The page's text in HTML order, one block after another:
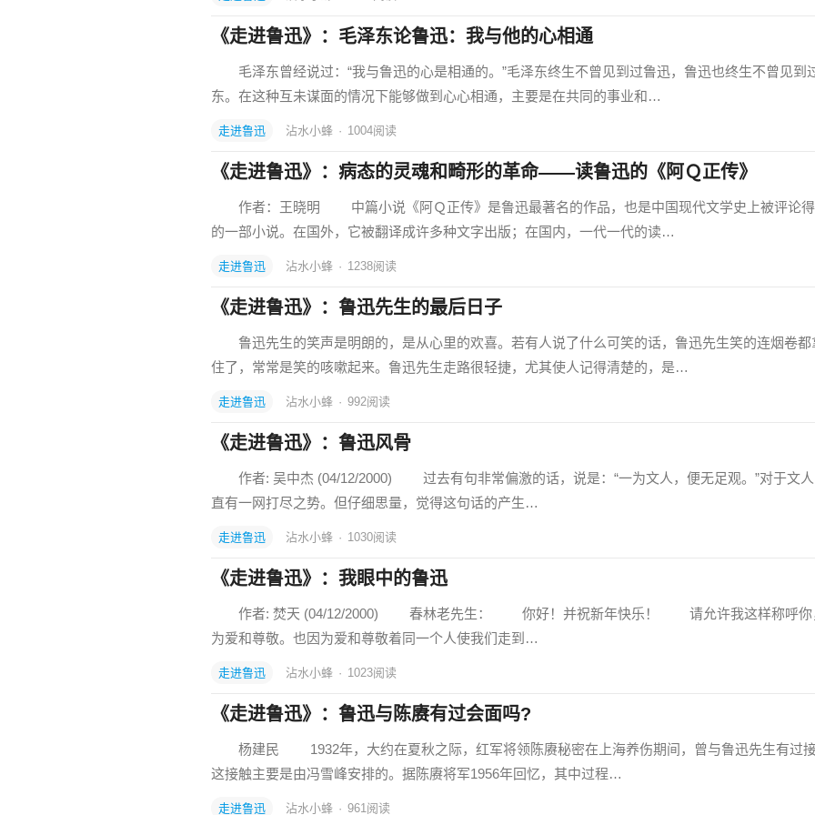
《走进鲁迅》：毛泽东论鲁迅：我与他的心相通
毛泽东曾经说过：“我与鲁迅的心是相通的。”毛泽东终生不曾见到过鲁迅，鲁迅也终生不曾见到
东。在这种互未谋面的情况下能够做到心心相通，主要是在共同的事业和…
走进鲁迅 沾水小蜂 · 1004阅读
《走进鲁迅》：病态的灵魂和畸形的革命——读鲁迅的《阿Ｑ正传》
作者：王晓明 中篇小说《阿Ｑ正传》是鲁迅最著名的作品，也是中国现代文学史上被评论得
的一部小说。在国外，它被翻译成许多种文字出版；在国内，一代一代的读…
走进鲁迅 沾水小蜂 · 1238阅读
《走进鲁迅》：鲁迅先生的最后日子
鲁迅先生的笑声是明朗的，是从心里的欢喜。若有人说了什么可笑的话，鲁迅先生笑的连烟卷都
住了，常常是笑的咳嗽起来。鲁迅先生走路很轻捷，尤其使人记得清楚的，是…
走进鲁迅 沾水小蜂 · 992阅读
《走进鲁迅》：鲁迅风骨
作者: 吴中杰 (04/12/2000) 过去有句非常偏激的话，说是：“一为文人，便无足观。”对于文人
直有一网打尽之势。但仔细思量，觉得这句话的产生…
走进鲁迅 沾水小蜂 · 1030阅读
《走进鲁迅》：我眼中的鲁迅
作者: 焚天 (04/12/2000) 春林老先生： 你好！并祝新年快乐！ 请允许我这样称呼你
为爱和尊敬。也因为爱和尊敬着同一个人使我们走到…
走进鲁迅 沾水小蜂 · 1023阅读
《走进鲁迅》：鲁迅与陈赓有过会面吗?
杨建民 1932年，大约在夏秋之际，红军将领陈赓秘密在上海养伤期间，曾与鲁迅先生有过接
这接触主要是由冯雪峰安排的。据陈赓将军1956年回忆，其中过程…
走进鲁迅 沾水小蜂 · 961阅读